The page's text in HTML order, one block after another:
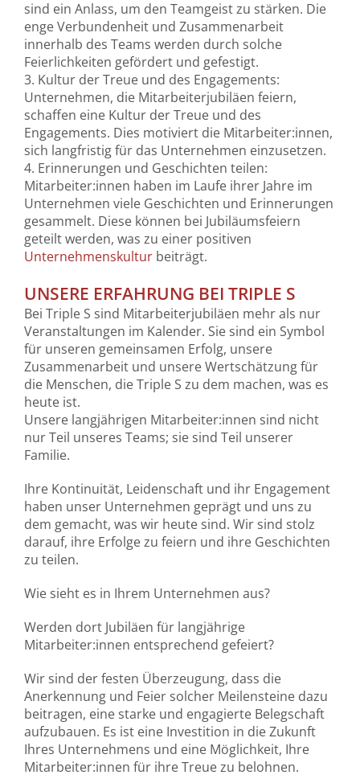
sind ein Anlass, um den Teamgeist zu stärken. Die
enge Verbundenheit und Zusammenarbeit
innerhalb des Teams werden durch solche
Feierlichkeiten gefördert und gefestigt.
3. Kultur der Treue und des Engagements:
Unternehmen, die Mitarbeiterjubiläen feiern,
schaffen eine Kultur der Treue und des
Engagements. Dies motiviert die Mitarbeiter:innen,
sich langfristig für das Unternehmen einzusetzen.
4. Erinnerungen und Geschichten teilen:
Mitarbeiter:innen haben im Laufe ihrer Jahre im
Unternehmen viele Geschichten und Erinnerungen
gesammelt. Diese können bei Jubiläumsfeiern
geteilt werden, was zu einer positiven
Unternehmenskulturbeiträgt.
UNSERE ERFAHRUNG BEI TRIPLE S
Bei Triple S sind Mitarbeiterjubiläen mehr als nur
Veranstaltungen im Kalender. Sie sind ein Symbol
für unseren gemeinsamen Erfolg, unsere
Zusammenarbeit und unsere Wertschätzung für
die Menschen, die Triple S zu dem machen, was es
heute ist.
Unsere langjährigen Mitarbeiter:innen sind nicht
nur Teil unseres Teams; sie sind Teil unserer
Familie.
Ihre Kontinuität, Leidenschaft und ihr Engagement
haben unser Unternehmen geprägt und uns zu
dem gemacht, was wir heute sind. Wir sind stolz
darauf, ihre Erfolge zu feiern und ihre Geschichten
zu teilen.
Wie sieht es in Ihrem Unternehmen aus?
Werden dort Jubiläen für langjährige
Mitarbeiter:innen entsprechend gefeiert?
Wir sind der festen Überzeugung, dass die
Anerkennung und Feier solcher Meilensteine dazu
beitragen, eine starke und engagierte Belegschaft
aufzubauen. Es ist eine Investition in die Zukunft
Ihres Unternehmens und eine Möglichkeit, Ihre
Mitarbeiter:innen für ihre Treue zu belohnen.